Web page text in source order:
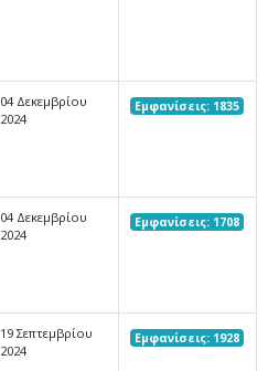
04 Δεκεμβρίου
2024
Εμφανίσεις: 1835
04 Δεκεμβρίου
2024
Εμφανίσεις: 1708
19 Σεπτεμβρίου
2024
Εμφανίσεις: 1928